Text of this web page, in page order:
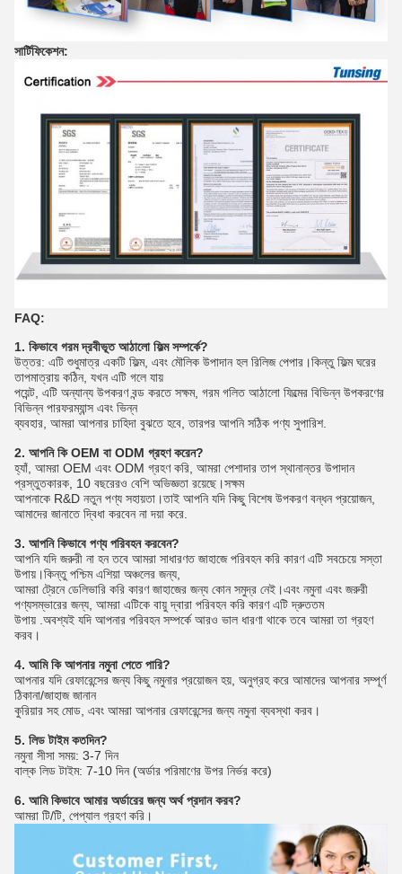
সার্টিফিকেশন:
FAQ:
1. কিভাবে গরম দ্রবীভূত আঠালো ফিল্ম সম্পর্কে?
উত্তর: এটি শুধুমাত্র একটি ফিল্ম, এবং মৌলিক উপাদান হল রিলিজ পেপার।কিন্তু ফিল্ম ঘরের
তাপমাত্রায় কঠিন, যখন এটি গলে যায়
পয়েন্ট, এটি অন্যান্য উপকরণ বন্ড করতে সক্ষম, গরম গলিত আঠালো ফিল্মের বিভিন্ন উপকরণের
বিভিন্ন পারফরম্যান্স এবং ভিন্ন
ব্যবহার, আমরা আপনার চাহিদা বুঝতে হবে, তারপর আপনি সঠিক পণ্য সুপারিশ.
2. আপনি কি OEM বা ODM গ্রহণ করেন?
হ্যাঁ, আমরা OEM এবং ODM গ্রহণ করি, আমরা পেশাদার তাপ স্থানান্তর উপাদান
প্রস্তুতকারক, 10 বছরেরও বেশি অভিজ্ঞতা রয়েছে।সক্ষম
আপনাকে R&D নতুন পণ্য সহায়তা।তাই আপনি যদি কিছু বিশেষ উপকরণ বন্ধন প্রয়োজন,
আমাদের জানাতে দ্বিধা করবেন না দয়া করে.
3. আপনি কিভাবে পণ্য পরিবহন করবেন?
আপনি যদি জরুরী না হন তবে আমরা সাধারণত জাহাজে পরিবহন করি কারণ এটি সবচেয়ে সস্তা
উপায়।কিন্তু পশ্চিম এশিয়া অঞ্চলের জন্য,
আমরা ট্রেনে ডেলিভারি করি কারণ জাহাজের জন্য কোন সমুদ্র নেই।এবং নমুনা এবং জরুরী
পণ্যসম্ভারের জন্য, আমরা এটিকে বায়ু দ্বারা পরিবহন করি কারণ এটি দ্রুততম
উপায় .অবশ্যই যদি আপনার পরিবহন সম্পর্কে আরও ভাল ধারণা থাকে তবে আমরা তা গ্রহণ
করব।
4. আমি কি আপনার নমুনা পেতে পারি?
আপনার যদি রেফারেন্সের জন্য কিছু নমুনার প্রয়োজন হয়, অনুগ্রহ করে আমাদের আপনার সম্পূর্ণ
ঠিকানা/জাহাজ জানান
কুরিয়ার সহ মোড, এবং আমরা আপনার রেফারেন্সের জন্য নমুনা ব্যবস্থা করব।
5. লিড টাইম কতদিন?
নমুনা সীসা সময়: 3-7 দিন
বাল্ক লিড টাইম: 7-10 দিন (অর্ডার পরিমাণের উপর নির্ভর করে)
6. আমি কিভাবে আমার অর্ডারের জন্য অর্থ প্রদান করব?
আমরা টি/টি, পেপ্যাল ​​গ্রহণ করি।